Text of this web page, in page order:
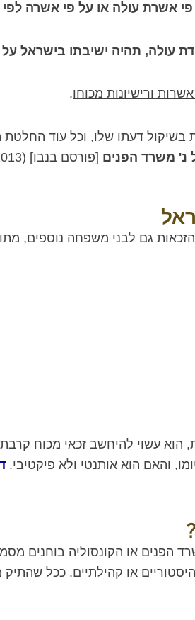
אשרת עולה או על פי אשרה לפי
עולה, תהיה ישיבתו בישראל על
.
דעתו שלו, וכל עוד החלטת
נ' משרד הפנים [פורסם בנבו] (17.02.2013)]. השר נתון לביקורת שיפוטית לפי הנהלים.
גם לבני משפחה נוספים,
הוא עשוי להיחשב זכאי מכוח
והאם הוא אותנטי ולא פיקטיבי.
הפנים או הקונסוליה בוחנים
היסטוריים או קהילתיים. ככל